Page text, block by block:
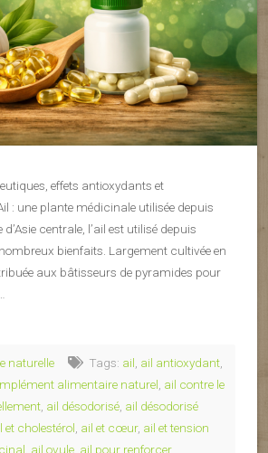
effets antioxydants et
: une plante médicinale utilisée depuis
centrale, l’ail est utilisé depuis
bienfaits. Largement cultivée en
aux bâtisseurs de pyramides pour
naturelle Tags: ail ail antioxydant
alimentaire naturel ail contre le
ail désodorisé ail désodorisé
et cholestérol ail et cœur, ail et tension
ail ovule ail pour renforcer